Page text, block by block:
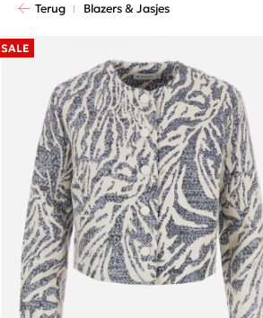
Terug Blazers & Jasjes
SALE